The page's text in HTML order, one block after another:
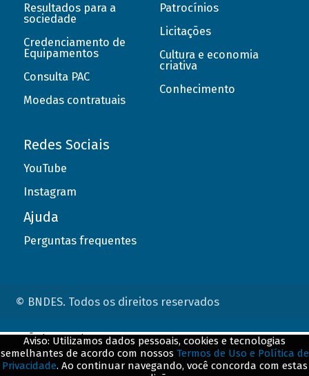
Resultados para a
sociedade
Credenciamento de
Equipamentos
Consulta PAC
Moedas contratuais
Patrocínios
Licitações
Cultura e economia
criativa
Conhecimento
Redes Sociais
YouTube
Instagram
Ajuda
Perguntas frequentes
© BNDES. Todos os direitos reservados
Aviso: Utilizamos dados pessoais, cookies e tecnologias
semelhantes de acordo com nossos Termos de Uso e Política de
Privacidade. Ao continuar navegando, você concorda com estas
ConteÃºdo complementar
${title}${badge}